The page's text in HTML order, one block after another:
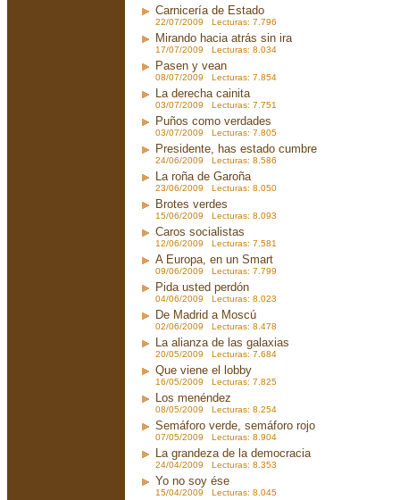
Carnicería de Estado
22/07/2009 Lecturas: 7.796
Mirando hacia atrás sin ira
17/07/2009 Lecturas: 8.034
Pasen y vean
08/07/2009 Lecturas: 7.854
La derecha cainita
03/07/2009 Lecturas: 7.751
Puños como verdades
03/07/2009 Lecturas: 7.805
Presidente, has estado cumbre
24/06/2009 Lecturas: 8.586
La roña de Garoña
23/06/2009 Lecturas: 8.050
Brotes verdes
15/06/2009 Lecturas: 8.093
Caros socialistas
12/06/2009 Lecturas: 7.581
A Europa, en un Smart
09/06/2009 Lecturas: 7.799
Pida usted perdón
04/06/2009 Lecturas: 8.023
De Madrid a Moscú
02/06/2009 Lecturas: 8.478
La alianza de las galaxias
20/05/2009 Lecturas: 7.684
Que viene el lobby
16/05/2009 Lecturas: 7.825
Los menéndez
08/05/2009 Lecturas: 8.254
Semáforo verde, semáforo rojo
07/05/2009 Lecturas: 8.904
La grandeza de la democracia
24/04/2009 Lecturas: 8.353
Yo no soy ése
15/04/2009 Lecturas: 8.045